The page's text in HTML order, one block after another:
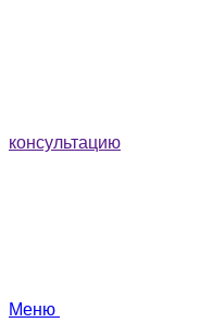
консультацию
Меню